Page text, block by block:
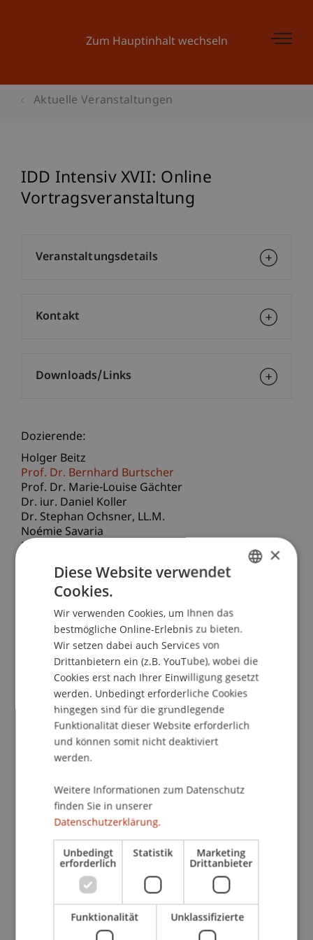
Zum Hauptinhalt wechseln
Aktuelle Veranstaltungen
IDD Intensiv XVII: Online
Vortragsveranstaltung
Dozierende:
Holger Beitz
Prof. Dr. Bernhard Burtscher
Prof. Dr. Marie-Louise Gächter
Dr. iur. Daniel Koller
Dr. Stephan Ochsner LL.M.
Noémie Savaria
Norman Wirth
School/Professur:
Bank- und Finanzmarktrecht
Auf Versicherungsvermittler und
Versicherungsunternehmen kommen immer
neue und sich stetig wandelnde regulatorische
Anforderungen zu. Das gilt gerade im Cross-
Border-Geschäft, wo im Spannungsfeld mehrerer
Rechtsordnungen operiert wird. Das Bewusstsein
für und das Wissen um neueste regulatorische
Anforderungen ist daher für alle Marktteilnehmer
Die nächste Ausgabe der Veranstaltungsreihe
IDD Intensiv widmet sich daher aktuellen
Entwicklungen im Versicherungsvertrieb. Die
Veranstaltung spannt dabei einen Bogen vom
schweizerischen Aufsichtsrecht über das
europäische Datenschutzrecht bis hin zu US-
amerikanischem Sanktionenrecht.
Veranstaltungsdetails
Kontakt
Downloads/Links
×
Diese Website verwendet
Cookies.
Wir verwenden Cookies, um Ihnen das
bestmögliche Online-Erlebnis zu bieten.
Wir setzen dabei auch Services von
Drittanbietern ein (z.B. YouTube), wobei die
Cookies erst nach Ihrer Einwilligung gesetzt
werden. Unbedingt erforderliche Cookies
hingegen sind für die grundlegende
Funktionalität dieser Website erforderlich
und können somit nicht deaktiviert
werden.
Weitere Informationen zum Datenschutz
finden Sie in unserer
Datenschutzerklärung.
Unbedingt
erforderlich
Statistik Marketing
Drittanbieter
Funktionalität Unklassifizierte